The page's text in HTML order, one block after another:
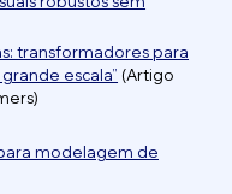
transformadores para
escala” (Artigo
modelagem de